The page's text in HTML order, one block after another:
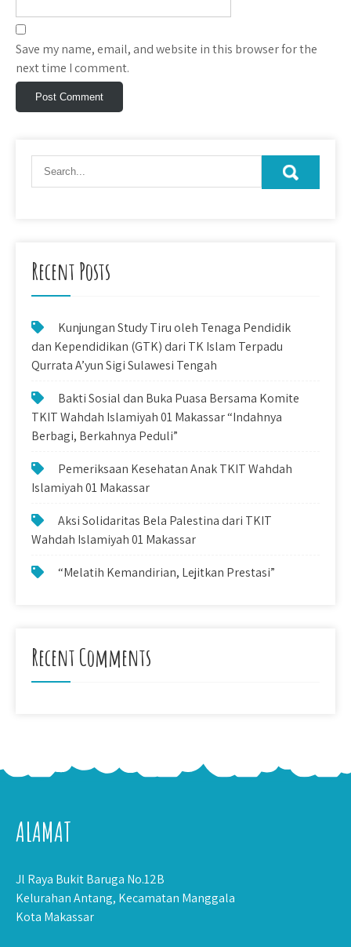
Save my name, email, and website in this browser for the
next time I comment.
Recent Posts
Kunjungan Study Tiru oleh Tenaga Pendidik
dan Kependidikan (GTK) dari TK Islam Terpadu
Qurrata A’yun Sigi Sulawesi Tengah
Bakti Sosial dan Buka Puasa Bersama Komite
TKIT Wahdah Islamiyah 01 Makassar “Indahnya
Berbagi, Berkahnya Peduli”
Pemeriksaan Kesehatan Anak TKIT Wahdah
Islamiyah 01 Makassar
Aksi Solidaritas Bela Palestina dari TKIT
Wahdah Islamiyah 01 Makassar
“Melatih Kemandirian, Lejitkan Prestasi”
Recent Comments
ALAMAT
Jl Raya Bukit Baruga No.12B
Kelurahan Antang, Kecamatan Manggala
Kota Makassar